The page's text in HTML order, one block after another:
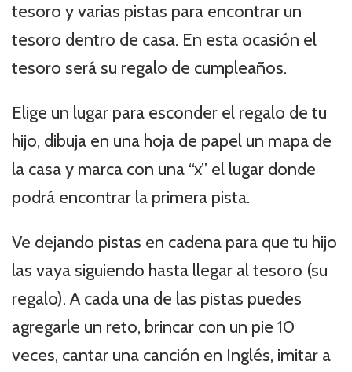
tesoro y varias pistas para encontrar un
tesoro dentro de casa. En esta ocasión el
tesoro será su regalo de cumpleaños.
Elige un lugar para esconder el regalo de tu
hijo, dibuja en una hoja de papel un mapa de
la casa y marca con una “x” el lugar donde
podrá encontrar la primera pista.
Ve dejando pistas en cadena para que tu hijo
las vaya siguiendo hasta llegar al tesoro (su
regalo). A cada una de las pistas puedes
agregarle un reto, brincar con un pie 10
veces, cantar una canción en Inglés, imitar a